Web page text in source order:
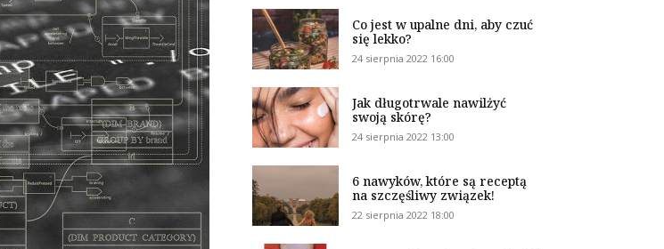
Co jest w upalne dni, aby czuć
się lekko?
24 sierpnia 2022 16:00
Jak długotrwale nawilżyć
swoją skórę?
24 sierpnia 2022 13:00
6 nawyków, które są receptą
na szczęśliwy związek!
22 sierpnia 2022 18:00